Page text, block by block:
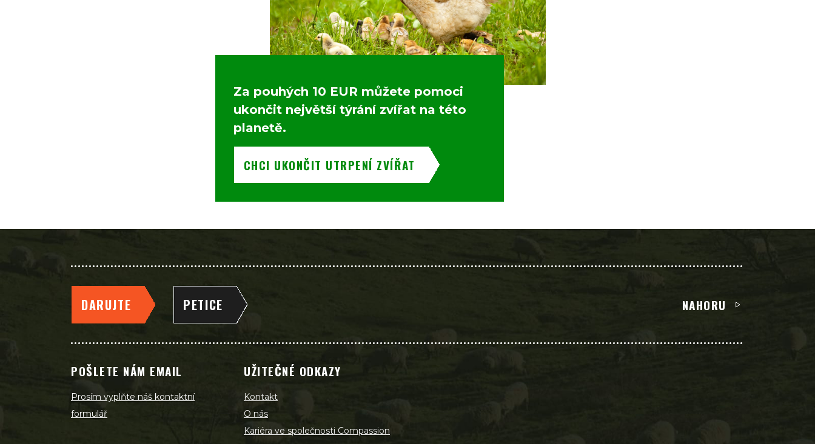
Za pouhých 10 EUR můžete pomoci
ukončit největší týrání zvířat na této
planetě.
CHCI UKONČIT UTRPENÍ ZVÍŘAT
DARUJTE PETICE NAHORU
POŠLETE NÁM EMAIL
Prosím vyplňte náš kontaktní
formulář
UŽITEČNÉ ODKAZY
Kontakt
O nás
Kariéra ve společnosti Compassion